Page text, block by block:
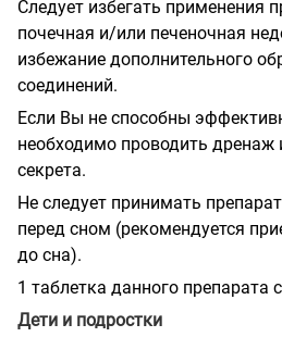
Следует избегать применения
почечная и/или печеночная
избежание дополнительного
соединений.
Если Вы не способны
необходимо проводить дренаж
секрета.
Не следует принимать
перед сном (рекомендуется
до сна).
1 таблетка данного препарата
Дети и подростки